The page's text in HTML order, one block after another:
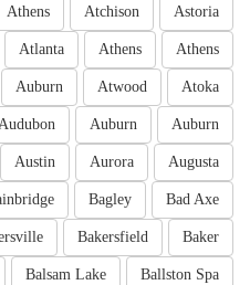
Astoria
Atchison
Athens
Athens
Athens
Atlanta
Atoka
Atwood
Auburn
Auburn
Auburn
Augusta
Aurora
Austin
Bad Axe
Bagley
Baker
Bakersfield
Ballston Spa
Balsam Lake